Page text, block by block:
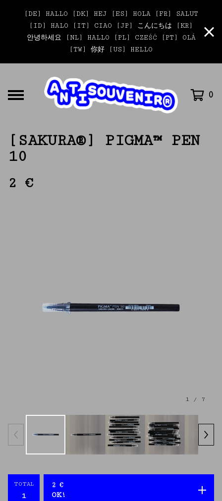
[DE] HALLO [DK] HEJ [ES] HOLA [FR] SALUT
[ID] HALO [IT] CIAO [JP] こんにちは [KR]
안녕하세요 [NL] HALLO [PL] CZEŚĆ [PT] OLÁ
[TW] 你好 [US] HELLO
0
[SAKURA®] PIGMA™ PEN
10
2 €
1 / 7
TOTAL 2 €
OK!